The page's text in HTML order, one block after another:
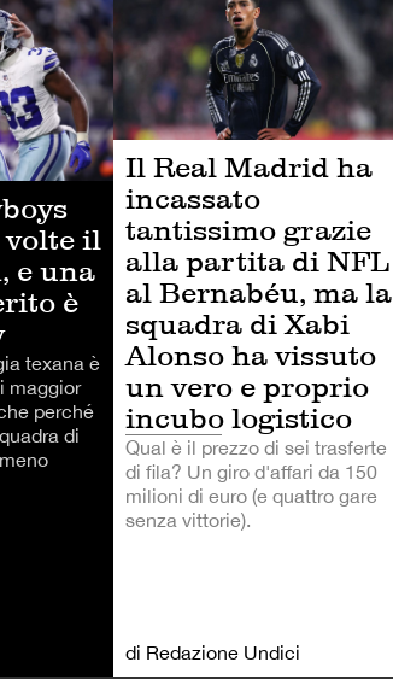
volte il
e una
è
texana è
maggior
perché
di
Il Real Madrid ha
incassato
tantissimo grazie
alla partita di NFL
al Bernabéu, ma la
squadra di Xabi
Alonso ha vissuto
un vero e proprio
incubo logistico
Qual è il prezzo di sei trasferte
di fila? Un giro d'affari da 150
milioni di euro (e quattro gare
senza vittorie).
di Redazione Undici